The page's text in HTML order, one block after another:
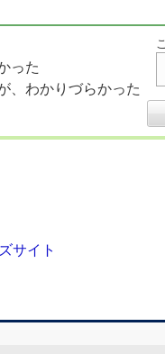
った
、わかりづらかった